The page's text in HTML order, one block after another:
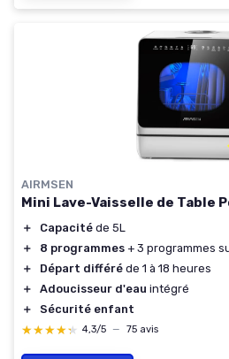
AIRMSEN
Mini Lave-Vaisselle de Table
＋ Capacité de 5L
＋
8 programmes + 3 programmes
＋
Départ différé de 1 à 18 heures
＋
Adoucisseur d'eau intégré
＋
Sécurité enfant
★★★★★
★★★★★ 4,3/5 — 75 avis